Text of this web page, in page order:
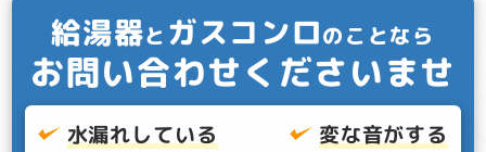
給湯器と ガスコンロのことなら
お問い合わせくださいませ
水漏れしている
変な音がする